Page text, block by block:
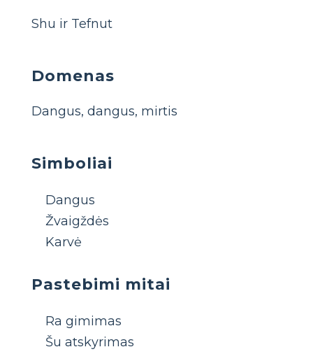
Shu ir Tefnut
Domenas
Dangus, dangus, mirtis
Simboliai
Dangus
Žvaigždės
Karvė
Pastebimi mitai
Ra gimimas
Šu atskyrimas